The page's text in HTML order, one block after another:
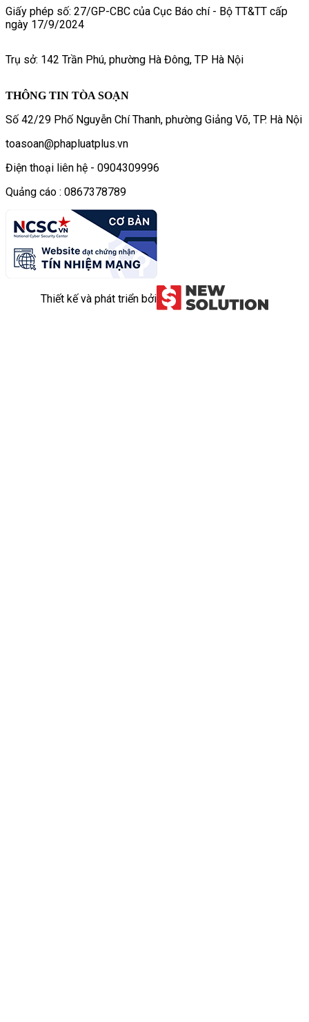
Giấy phép số: 27/GP-CBC của Cục Báo chí - Bộ TT&TT cấp
ngày 17/9/2024
Trụ sở: 142 Trần Phú, phường Hà Đông, TP Hà Nội
THÔNG TIN TÒA SOẠN
Số 42/29 Phố Nguyễn Chí Thanh, phường Giảng Võ, TP. Hà Nội
toasoan@phapluatplus.vn
Điện thoại liên hệ - 0904309996
Quảng cáo : 0867378789
Thiết kế và phát triển bởi